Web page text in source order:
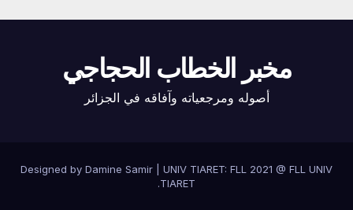
مخبر الخطاب الحجاجي
أصوله ومرجعياته وآفاقه في الجزائر
Designed by Damine Samir UNIV TIARET: FLL 2021 @ FLL UNIV
TIARET
.